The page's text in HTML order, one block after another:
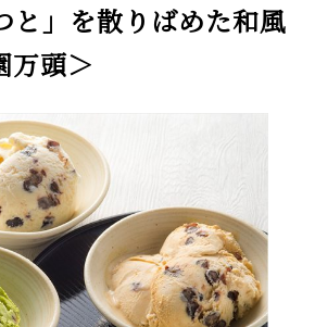
と」を散りばめた和風
万頭＞